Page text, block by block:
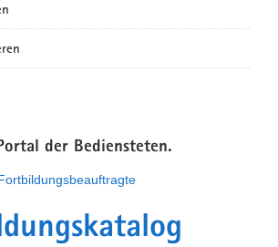
der Bediensteten.